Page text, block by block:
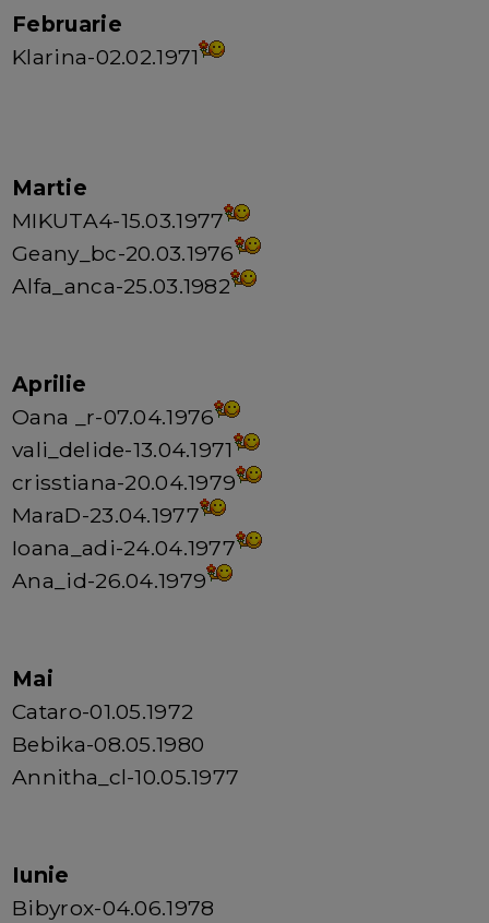
Februarie
Klarina-02.02.1971
Martie
MIKUTA4-15.03.1977
Geany_bc-20.03.1976
Alfa_anca-25.03.1982
Aprilie
Oana _r-07.04.1976
vali_delide-13.04.1971
crisstiana-20.04.1979
MaraD-23.04.1977
Ioana_adi-24.04.1977
Ana_id-26.04.1979
Mai
Cataro-01.05.1972
Bebika-08.05.1980
Annitha_cl-10.05.1977
Iunie
Bibyrox-04.06.1978